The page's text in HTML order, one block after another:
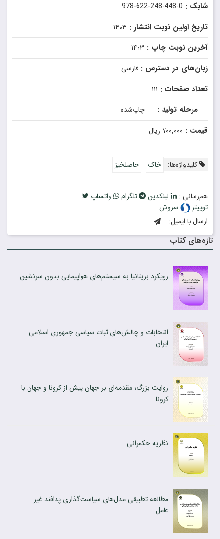
شابک : 978-622-248-448-0
تاریخ اولین نوبت انتشار : ۱۴۰۳
آخرین نوبت چاپ : ۱۴۰۳
زبان‌های در دسترس : فارسی
تعداد صفحات : ۱۱۱
مرحله تولید : چاپ‌شده
قیمت : ۷۰۰٬۰۰۰ ریال
کلیدواژه‌ها: خاک حاصلخیز
هم‌رسانی : لینکدین تلگرام
واتساپ
توییتر
سروش
ارسال با ایمیل:
تازه‌های کتاب
رویکرد بریتانیا به سیستم‌‍‌های هواپیمایی بدون سرنشین
انتخابات و چالش‌های ثبات سیاسی جمهوری اسلامی
ایران
روایت بزرگ؛ مقدمه‌ای بر جهان پیش از کرونا و جهان با
کرونا
نظریه حکمرانی
مطالعه تطبیقی مدل‌های سیاست‌گذاری پدافند غیر
عامل